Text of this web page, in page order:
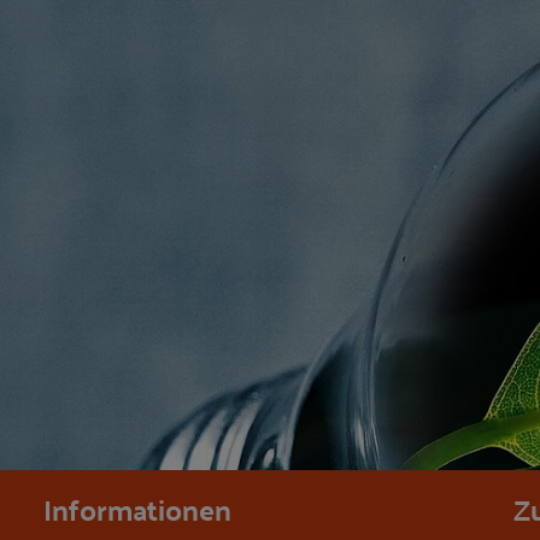
Informationen